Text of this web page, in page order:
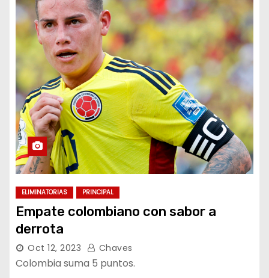
ELIMINATORIAS PRINCIPAL
Empate colombiano con sabor a
derrota
Oct 12, 2023 Chaves
Colombia suma 5 puntos.